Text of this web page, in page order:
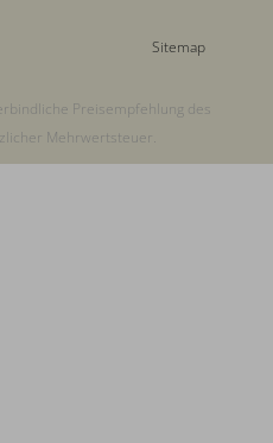
Sitemap
Preisempfehlung des
Mehrwertsteuer.